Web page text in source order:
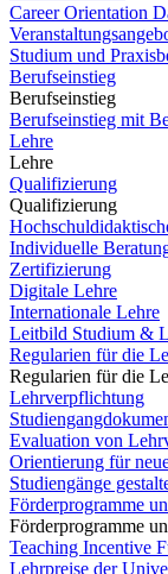
Career Orientation
Studium und
Berufseinstieg
Berufseinstieg
Berufseinstieg mit
Lehre
Lehre
Qualifizierung
Qualifizierung
Individuelle
Zertifizierung
Digitale Lehre
Internationale Lehre
Leitbild Studium &
Regularien für die
Regularien für die
Lehrverpflichtung
Evaluation von
Orientierung für
Studiengänge
Förderprogramme
Förderprogramme
Teaching Incentive
Lehrpreise der